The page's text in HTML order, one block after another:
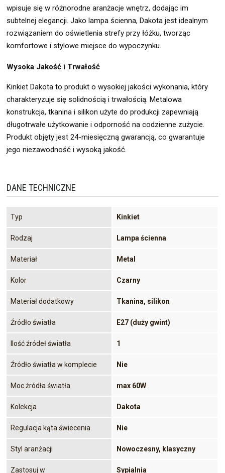
wpisuje się w różnorodne aranżacje wnętrz, dodając im
subtelnej elegancji. Jako lampa ścienna, Dakota jest idealnym
rozwiązaniem do oświetlenia strefy przy łóżku, tworząc
komfortowe i stylowe miejsce do wypoczynku.
Wysoka Jakość i Trwałość
Kinkiet Dakota to produkt o wysokiej jakości wykonania, który
charakteryzuje się solidnością i trwałością. Metalowa
konstrukcja, tkanina i silikon użyte do produkcji zapewniają
długotrwałe użytkowanie i odporność na codzienne zużycie.
Produkt objęty jest 24-miesięczną gwarancją, co gwarantuje
jego niezawodność i wysoką jakość.
DANE TECHNICZNE
Typ Kinkiet
Rodzaj Lampa ścienna
Materiał Metal
Kolor Czarny
Materiał dodatkowy Tkanina, silikon
Źródło światła E27 (duży gwint)
Ilość źródeł światła 1
Źródło światła w komplecie Nie
Moc źródła światła max 60W
Kolekcja Dakota
Regulacja kąta świecenia Nie
Styl aranżacji Nowoczesny, klasyczny
Zastosuj w Sypialnia